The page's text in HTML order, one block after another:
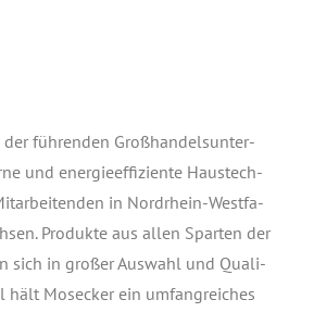
der füh­ren­den Groß­han­dels­un­ter­
und ener­gie­ef­fi­zi­en­te Haus­tech­
in Nord­rhein-West­fa­
Pro­duk­te aus allen Spar­ten der
sich in gro­ßer Aus­wahl und Qua­li­
hält Mos­e­cker ein umfang­rei­ches